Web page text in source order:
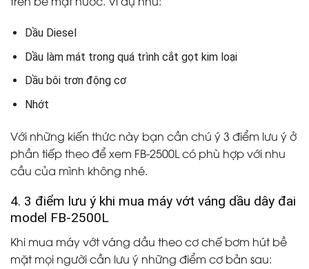
Dầu Diesel
Dầu làm mát trong quá trình cắt gọt kim loại
Dầu bôi trơn động cơ
Nhớt
Với những kiến thức này bạn cần chú ý 3 điểm lưu ý ở
phần tiếp theo để xem FB-2500L có phù hợp với nhu
cầu của mình không nhé.
4. 3 điểm lưu ý khi mua máy vớt váng dầu dây đai
model FB-2500L
Khi mua máy vớt váng dầu theo cơ chế bơm hút bề
mặt mọi người cần lưu ý những điểm cơ bản sau: